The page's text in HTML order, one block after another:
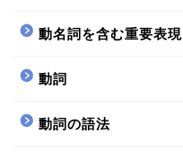
動名詞を含む重要表現
動詞
動詞の語法